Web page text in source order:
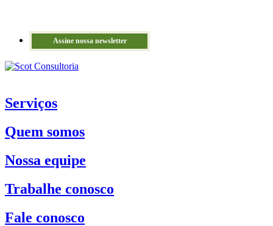
Assine nossa newsletter
Serviços
Quem somos
Nossa equipe
Trabalhe conosco
Fale conosco